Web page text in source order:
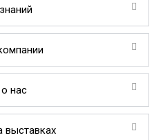
нас
выставках